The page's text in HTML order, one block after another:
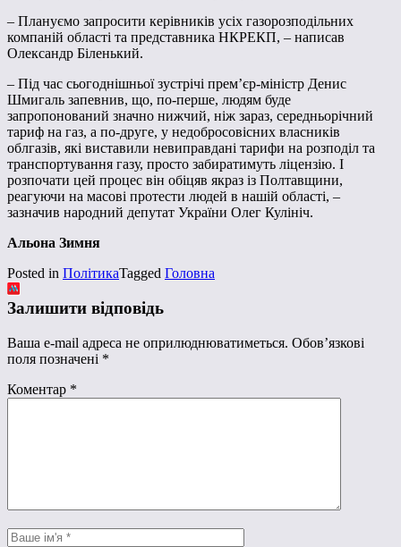
– Плануємо запросити керівників усіх газорозподільних
компаній області та представника НКРЕКП, – написав
Олександр Біленький.
– Під час сьогоднішньої зустрічі прем’єр-міністр Денис
Шмигаль запевнив, що, по-перше, людям буде
запропонований значно нижчий, ніж зараз, середньорічний
тариф на газ, а по-друге, у недобросовісних власників
облгазів, які виставили невиправдані тарифи на розподіл та
транспортування газу, просто забиратимуть ліцензію. І
розпочати цей процес він обіцяв якраз із Полтавщини,
реагуючи на масові протести людей в нашій області, –
зазначив народний депутат України Олег Кулініч.
Альона Зимня
Posted in ПолітикаTagged Головна
Залишити відповідь
Ваша e-mail адреса не оприлюднюватиметься. Обов’язкові
поля позначені *
Коментар *